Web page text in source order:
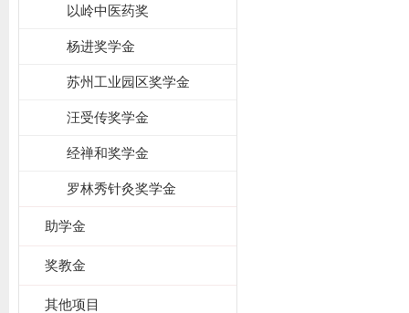
以岭中医药奖
杨进奖学金
苏州工业园区奖学金
汪受传奖学金
经禅和奖学金
罗林秀针灸奖学金
助学金
奖教金
其他项目